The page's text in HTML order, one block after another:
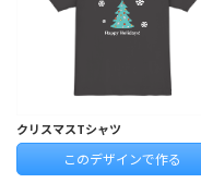
クリスマスTシャツ
このデザインで作る